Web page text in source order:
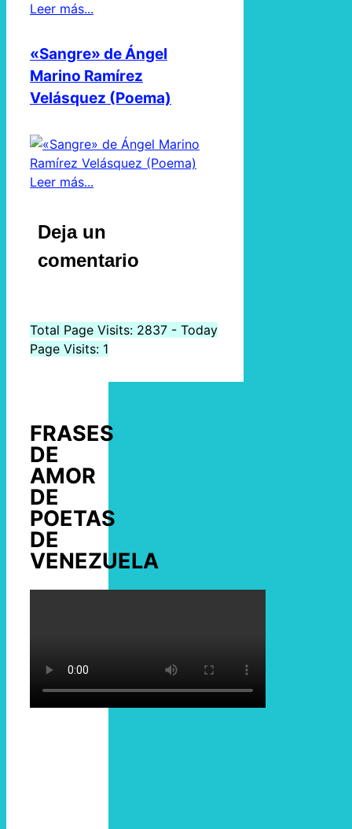
Leer más...
«Sangre» de Ángel
Marino Ramírez
Velásquez (Poema)
Leer más...
Deja un
comentario
Total Page Visits: 2837 - Today
Page Visits: 1
FRASES
DE
AMOR
DE
POETAS
DE
VENEZUELA